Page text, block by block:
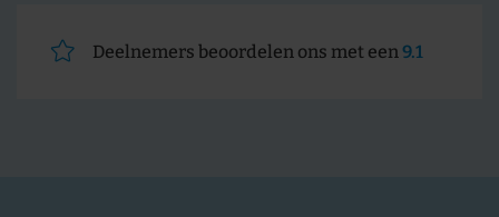
Deelnemers beoordelen ons met een9.1